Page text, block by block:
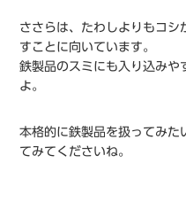
ささらは、たわしよりもコシ
すことに向いています。
鉄製品のスミにも入り込みや
よ。
本格的に鉄製品を扱ってみた
てみてくださいね。